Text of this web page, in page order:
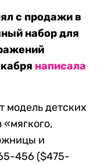
с продажи в
набор для
написала
модель детских
«мягкого,
и
456 ($475-